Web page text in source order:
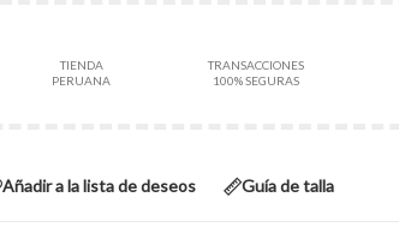
TIENDA
PERUANA
TRANSACCIONES
100% SEGURAS
Añadir a la lista de deseos Guía de talla